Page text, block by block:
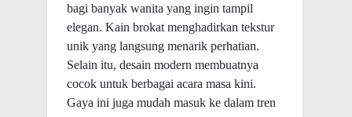
bagi banyak wanita yang ingin tampil
elegan. Kain brokat menghadirkan tekstur
unik yang langsung menarik perhatian.
Selain itu, desain modern membuatnya
cocok untuk berbagai acara masa kini.
Gaya ini juga mudah masuk ke dalam tren